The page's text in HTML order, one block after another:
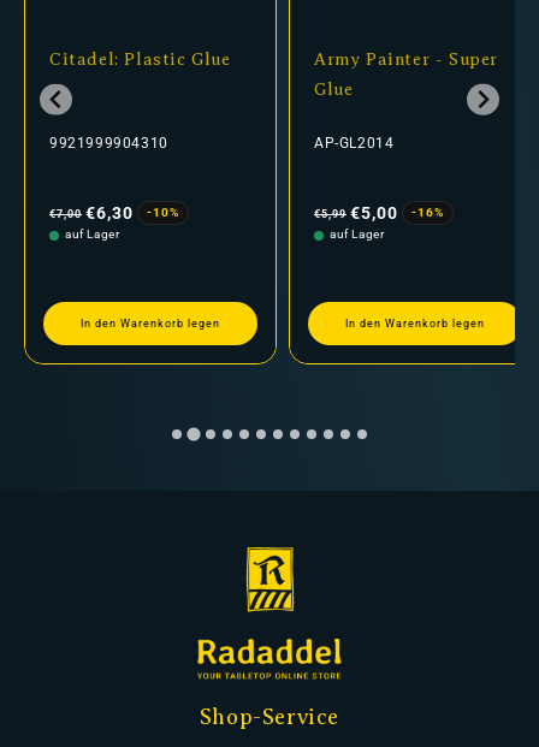
Citadel: Plastic Glue
9921999904310
Preis
€7,00 €6,30
-10%
auf Lager
In den Warenkorb legen
Army Painter - Super
Glue
AP-GL2014
Preis
€5,99 €5,00
-16%
auf Lager
In den Warenkorb legen
Shop-Service